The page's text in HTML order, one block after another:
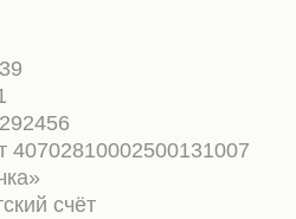
40702810002500131007
счёт